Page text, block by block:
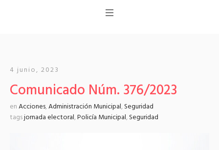
4 junio, 2023
Comunicado Núm. 376/2023
enAcciones,Administración Municipal,Seguridad
tagsjornada electoral,Policía Municipal,Seguridad